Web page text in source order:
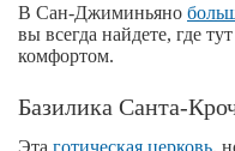
В Сан-Джиминьяно
вы всегда найдете, где
комфортом.
Базилика Санта-
Эта готическая церковь,